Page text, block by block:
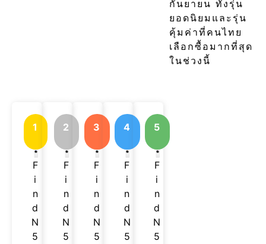
กันยายน ทั้งรุ่น
ยอดนิยมและรุ่น
คุ้มค่าที่คนไทย
เลือกซื้อมากที่สุด
ในช่วงนี้
1
F
i
n
d
N
5
2
F
i
n
d
N
5
3
F
i
n
d
N
5
4
F
i
n
d
N
5
5
F
i
n
d
N
5